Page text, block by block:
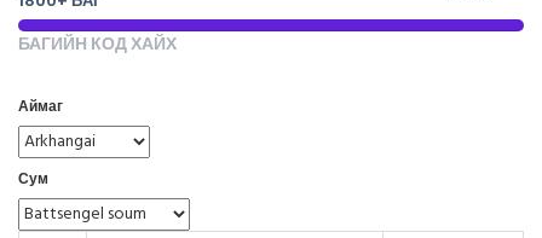
БАГИЙН КОД ХАЙХ
Аймаг
Сум